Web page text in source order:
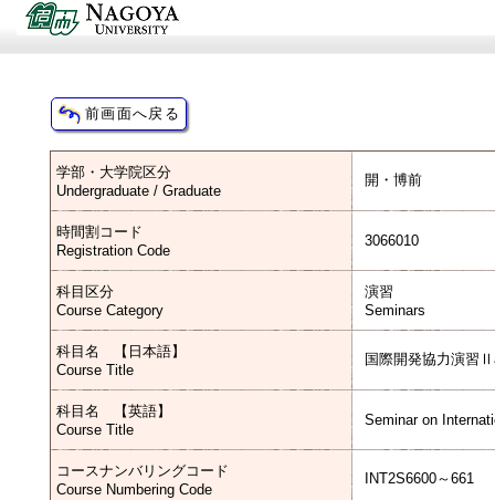
学部・大学院区分
Undergraduate / Graduate
開・博前
時間割コード
Registration Code
3066010
科目区分
Course Category
演習
Seminars
科目名 【日本語】
Course Title
国際開発協力演習
科目名 【英語】
Course Title
Seminar on
コースナンバリングコード
Course Numbering Code
INT2S6600～661